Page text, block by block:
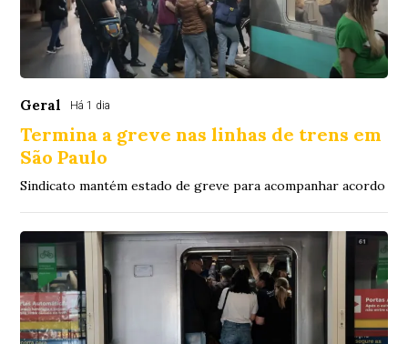
Geral Há 1 dia
Termina a greve nas linhas de trens em
São Paulo
Sindicato mantém estado de greve para acompanhar acordo